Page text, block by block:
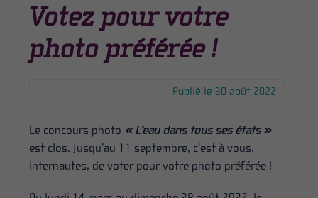
Votez pour votre
photo préférée !
Publié le 30 août 2022
Le concours photo « L’eau dans tous ses états »
est clos. Jusqu’au 11 septembre, c’est à vous,
internautes, de voter pour votre photo préférée !